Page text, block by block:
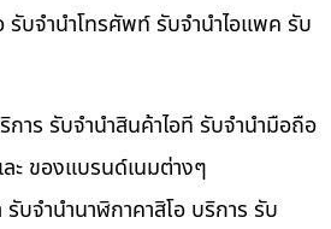
รับจำนำโทรศัพท์ รับจำนำไอแพค รับ
การ รับจำนำสินค้าไอที รับจำนำมือถือ
ะ ของแบรนด์เนมต่างๆ
บจำนำนาฬิกาคาสิโอ บริการ รับ